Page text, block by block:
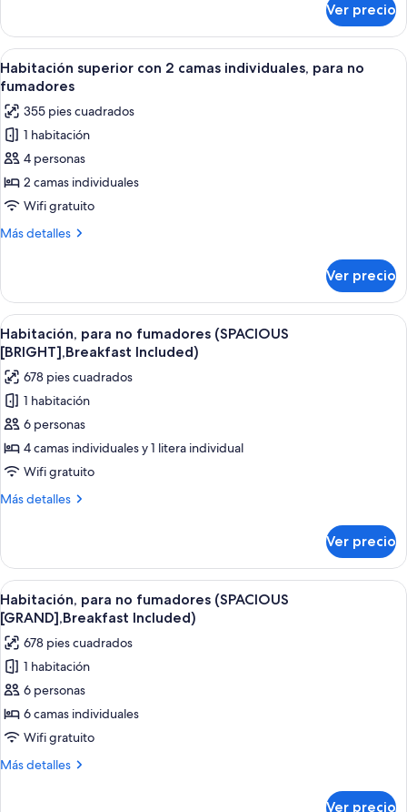
para
no
fumadores
estándar
con
2
camas
para
no
fumadores
Ver precio
Abrir
todas
las
fotos
de
Habitación
superior
con
2
para
no
fumadores
Una habitación de hotel con dos
6
Habitación superior con 2 camas individuales, para no
fumadores
355 pies cuadrados
1 habitación
4 personas
2 camas individuales
Wifi gratuito
Más detalles
Más
superior
con
2
camas
individuales,
para
no
fumadores
Ver precio
Abrir
todas
las
fotos
de
Habitación,
para
no
fumadores
Included)
Habitación de hotel moderna con un
5
Habitación, para no fumadores (SPACIOUS
[BRIGHT],Breakfast Included)
678 pies cuadrados
1 habitación
6 personas
4 camas individuales y 1 litera individual
Wifi gratuito
Más detalles
Más
para
no
fumadores
(SPACIOUS
[BRIGHT],Breakfast
Included)
Ver precio
Abrir
todas
las
fotos
de
Habitación,
para
no
fumadores
Habitación de hotel con dos camas,
5
Habitación, para no fumadores (SPACIOUS
[GRAND],Breakfast Included)
678 pies cuadrados
1 habitación
6 personas
6 camas individuales
Wifi gratuito
Más detalles
Más
Ver precio